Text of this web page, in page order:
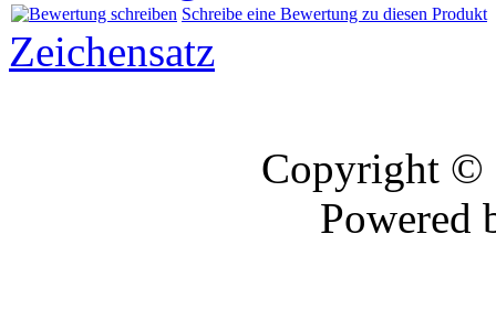
Schreibe eine Bewertung zu diesen Produkt
Zeichensatz
Copyright
Powered